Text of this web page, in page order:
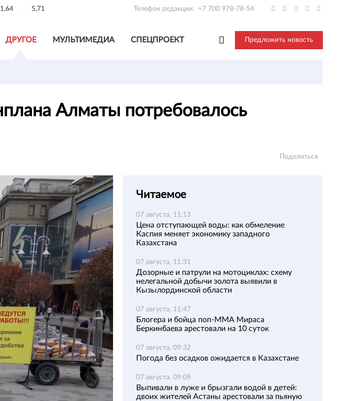
5,71 Телефон редакции: +7 700 978-78-54
ДРУГОЕ МУЛЬТИМЕДИА СПЕЦПРОЕКТ Предложить новость
Алматы потребовалось
Поделиться
Читаемое
07 августа, 11:13
Цена отступающей воды: как обмеление
Каспия меняет экономику западного
Казахстана
07 августа, 11:31
Дозорные и патрули на мотоциклах: схему
нелегальной добычи золота выявили в
Кызылординской области
07 августа, 11:47
Блогера и бойца поп-ММА Мираса
Беркинбаева арестовали на 10 суток
07 августа, 09:32
Погода без осадков ожидается в Казахстане
07 августа, 09:09
Выпивали в луже и брызгали водой в детей:
двоих жителей Астаны арестовали за пьяную